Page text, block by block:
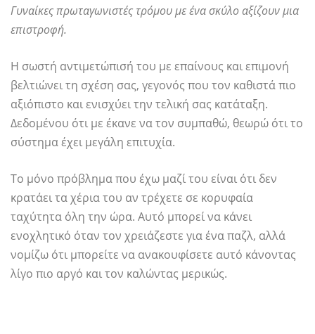
Γυναίκες πρωταγωνιστές τρόμου με ένα σκύλο αξίζουν μια
επιστροφή.
Η σωστή αντιμετώπισή του με επαίνους και επιμονή
βελτιώνει τη σχέση σας, γεγονός που τον καθιστά πιο
αξιόπιστο και ενισχύει την τελική σας κατάταξη.
Δεδομένου ότι με έκανε να τον συμπαθώ, θεωρώ ότι το
σύστημα έχει μεγάλη επιτυχία.
Το μόνο πρόβλημα που έχω μαζί του είναι ότι δεν
κρατάει τα χέρια του αν τρέχετε σε κορυφαία
ταχύτητα όλη την ώρα. Αυτό μπορεί να κάνει
ενοχλητικό όταν τον χρειάζεστε για ένα παζλ, αλλά
νομίζω ότι μπορείτε να ανακουφίσετε αυτό κάνοντας
λίγο πιο αργό και τον καλώντας μερικώς.